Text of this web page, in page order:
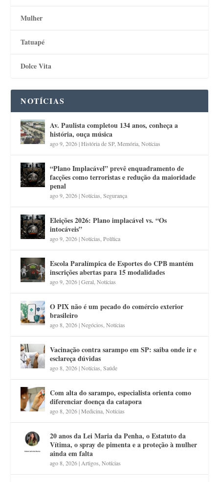
Mulher
Tatuapé
Dolce Vita
NOTÍCIAS
Av. Paulista completou 134 anos, conheça a
história, ouça música
ago 9, 2026|História de SP,Memória ,Notícias
“Plano Implacável” prevê enquadramento de
facções como terroristas e redução da maioridade
penal
ago 9, 2026|Notícias ,Segurança
Eleições 2026: Plano implacável vs. “Os
intocáveis”
ago 9, 2026|Notícias ,Política
Escola Paralímpica de Esportes do CPB mantém
inscrições abertas para 15 modalidades
ago 9, 2026|Geral ,Notícias
O PIX não é um pecado do comércio exterior
brasileiro
ago 8, 2026|Negócios ,Notícias
Vacinação contra sarampo em SP: saiba onde ir e
esclareça dúvidas
ago 8, 2026|Notícias ,Saúde
Com alta do sarampo, especialista orienta como
diferenciar doença da catapora
ago 8, 2026|Medicina ,Notícias
20 anos da Lei Maria da Penha, o Estatuto da
Vítima, o spray de pimenta e a proteção à mulher
ainda em falta
ago 8, 2026| Artigos ,Notícias